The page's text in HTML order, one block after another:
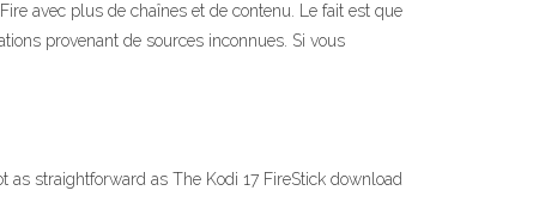
avec plus de chaînes et de contenu. Le fait est que
provenant de sources inconnues. Si vous
straightforward as The Kodi 17 FireStick download